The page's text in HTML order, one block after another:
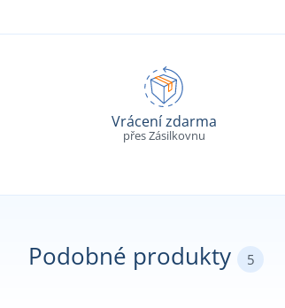
Vrácení zdarma
přes Zásilkovnu
Podobné produkty 5